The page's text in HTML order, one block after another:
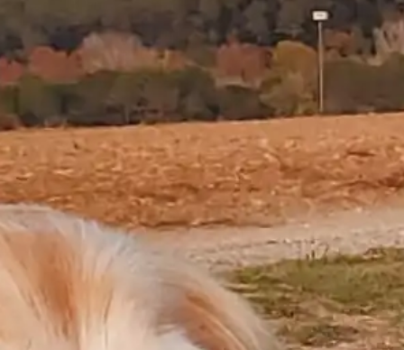
encara que em foti reconèixer-ho:
els necessito
això és el pitjor. Perquè encara que no sigui
coherent, si no ets a Booking, perds reserves. Així
de simple. No n’hi ha més.
I empassem. Empassam comissions abusives.
Empassam condicions desiguals. Empassem que t
“espremin fins a l” últim euro, encara que tinguis la
teva pròpia web, sense comissions, amb preus més
barats, tot legal i amb els seus impostos al dia.